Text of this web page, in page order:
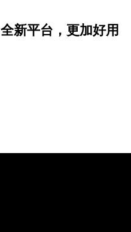
全新平台，更加好用